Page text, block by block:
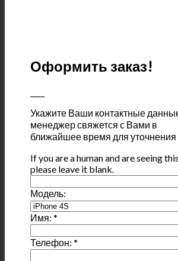
Оформить заказ!
Укажите Ваши контактные
менеджер свяжется с Вами в
ближайшее время для уточнения
If you are a human and are seeing
please leave it blank.
Модель:
Имя:*
Телефон:*